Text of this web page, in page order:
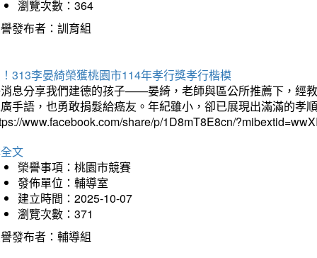
瀏覽次數：364
發布者：訓育組
313李晏綺榮獲桃園市114年孝行獎孝行楷模
息分享我們建德的孩子——晏綺，老師與區公所推薦下，經
手語，也勇敢捐髮給癌友。年紀雖小，卻已展現出滿滿的孝
www.facebook.com/share/p/1D8mT8E8cn/
文
榮譽事項：桃園市競賽
發佈單位：輔導室
建立時間：2025-10-07
瀏覽次數：371
發布者：輔導組